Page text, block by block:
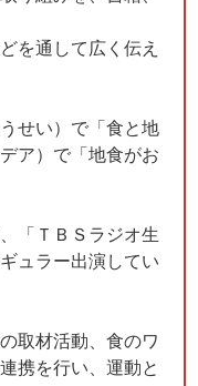
を通して広く伝え
せい）で「食と地
ア）で「地食がお
「ＴＢＳラジオ生
ュラー出演してい
取材活動、食のワ
携を行い、運動と